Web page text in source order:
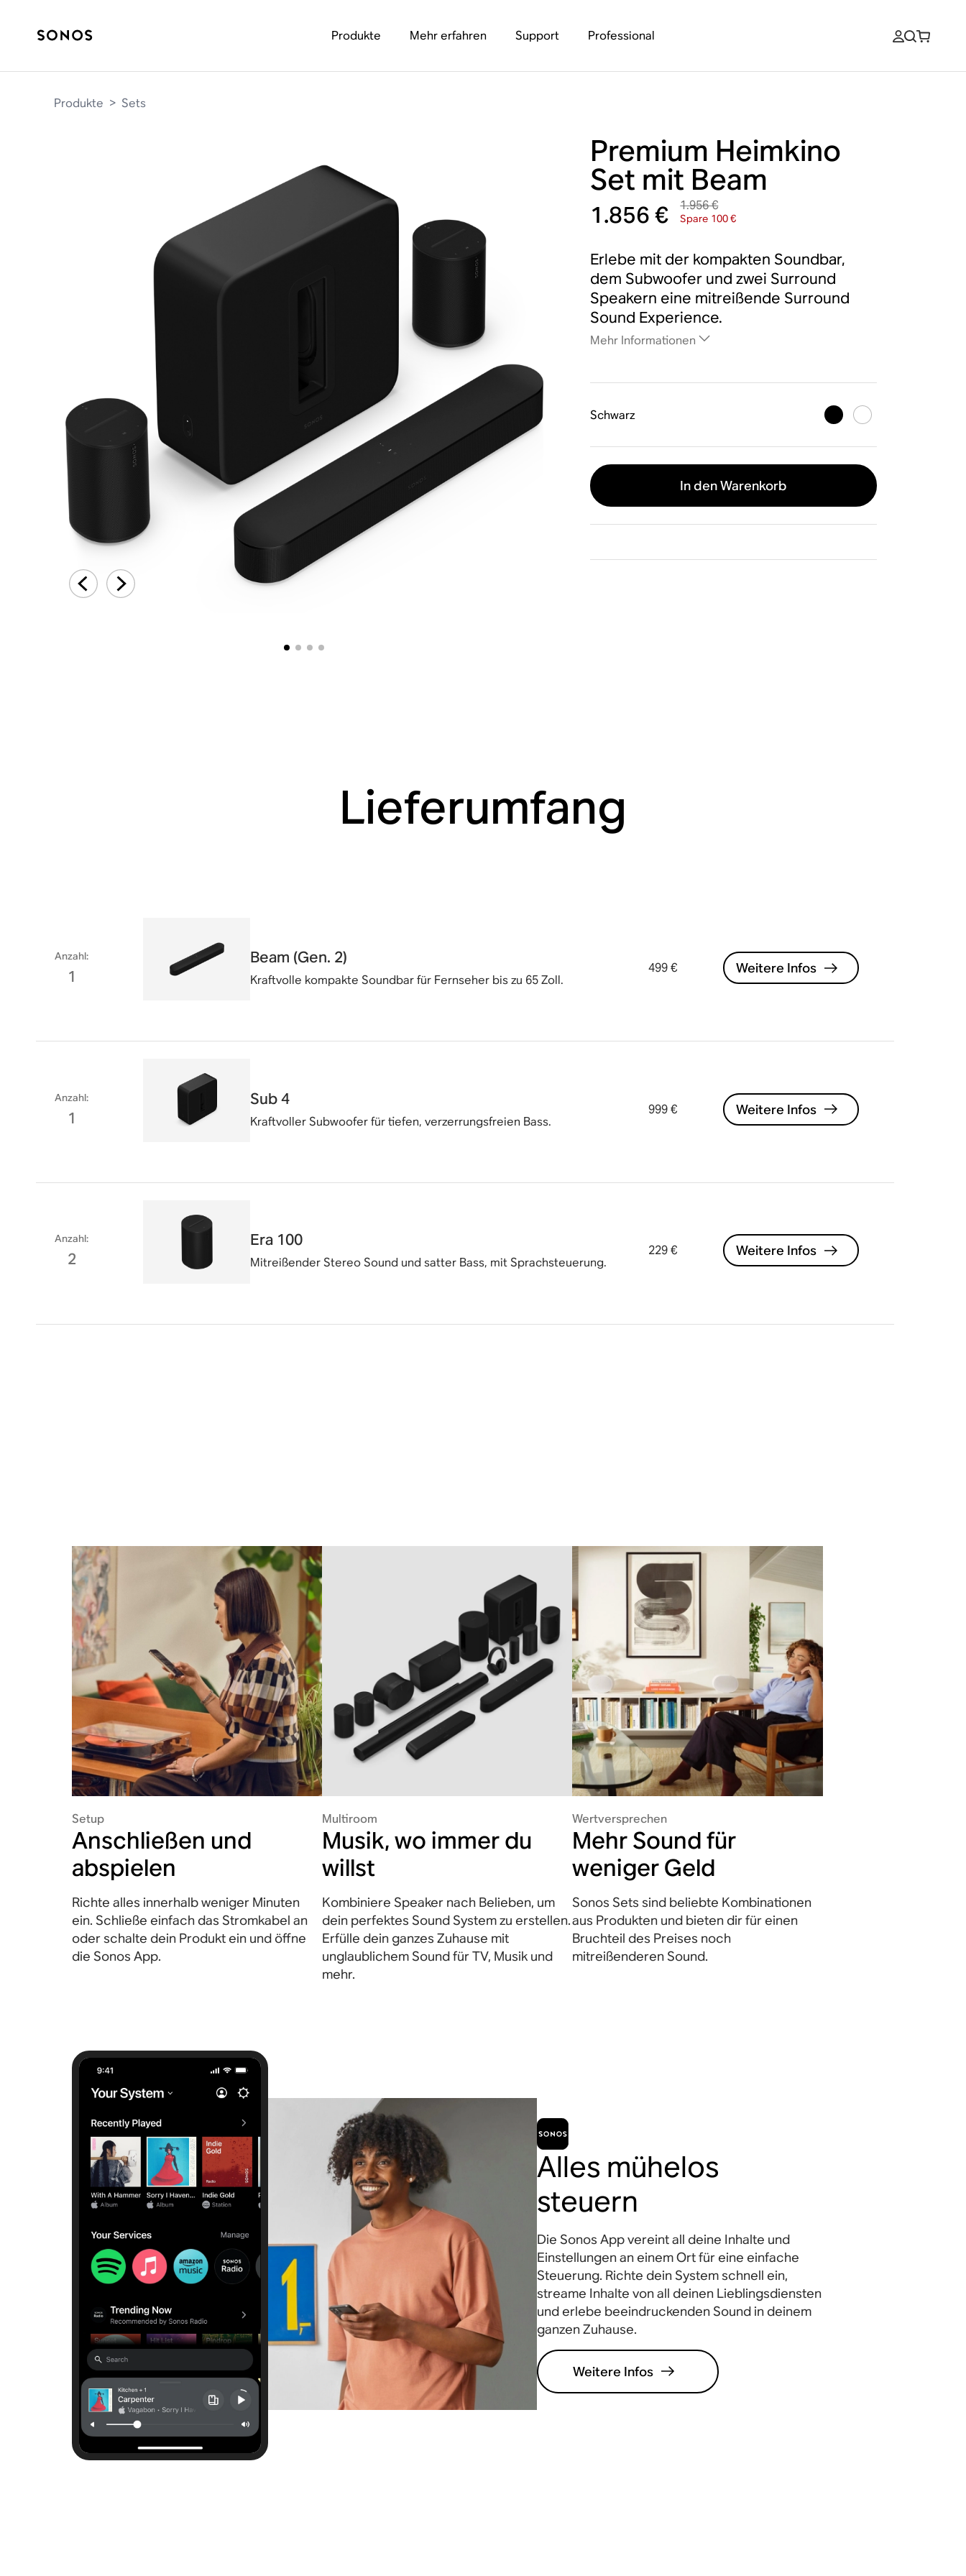
Produkte Mehr erfahren Support Professional
Produkte > Sets
Premium Heimkino
Set mit Beam
1.856 € 1.956 €
Spare 100 €
Erlebe mit der kompakten Soundbar,
dem Subwoofer und zwei Surround
Speakern eine mitreißende Surround
Sound Experience.
Mehr Informationen
Schwarz
In den Warenkorb
Lieferumfang
Anzahl:
1
Beam (Gen. 2)
Kraftvolle kompakte Soundbar für Fernseher bis zu 65 Zoll.
499 € Weitere Infos
Anzahl:
1
Sub 4
Kraftvoller Subwoofer für tiefen, verzerrungsfreien Bass.
999 € Weitere Infos
Anzahl:
2
Era 100
Mitreißender Stereo Sound und satter Bass, mit Sprachsteuerung.
229 € Weitere Infos
Setup
Anschließen und
abspielen
Richte alles innerhalb weniger Minuten
ein. Schließe einfach das Stromkabel an
oder schalte dein Produkt ein und öffne
die Sonos App.
Multiroom
Musik, wo immer du
willst
Kombiniere Speaker nach Belieben, um
dein perfektes Sound System zu erstellen.
Erfülle dein ganzes Zuhause mit
unglaublichem Sound für TV, Musik und
mehr.
Wertversprechen
Mehr Sound für
weniger Geld
Sonos Sets sind beliebte Kombinationen
aus Produkten und bieten dir für einen
Bruchteil des Preises noch
mitreißenderen Sound.
Alles mühelos
steuern
Die Sonos App vereint all deine Inhalte und
Einstellungen an einem Ort für eine einfache
Steuerung. Richte dein System schnell ein,
streame Inhalte von all deinen Lieblingsdiensten
und erlebe beeindruckenden Sound in deinem
ganzen Zuhause.
Weitere Infos